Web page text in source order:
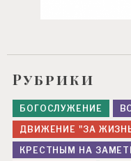
Рубрики
БОГОСЛУЖЕНИЕ
ДВИЖЕНИЕ "ЗА
КРЕСТНЫМ НА